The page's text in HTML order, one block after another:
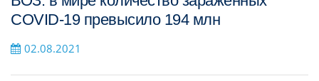
COVID-19 превысило 194 млн
02.08.2021